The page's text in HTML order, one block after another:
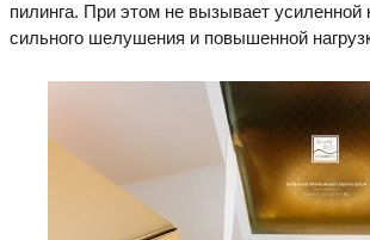
пилинга. При этом не вызывает усиленной
сильного шелушения и повышенной